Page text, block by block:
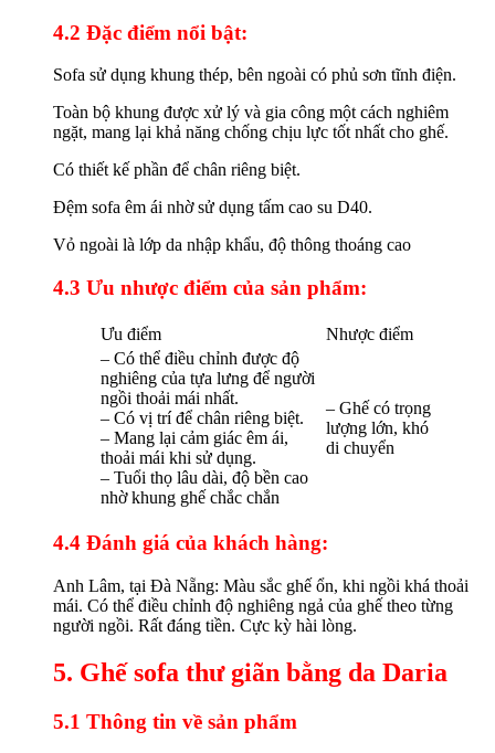
4.2 Đặc điểm nổi bật:
Sofa sử dụng khung thép, bên ngoài có phủ sơn tĩnh điện.
Toàn bộ khung được xử lý và gia công một cách nghiêm
ngặt, mang lại khả năng chống chịu lực tốt nhất cho ghế.
Có thiết kế phần để chân riêng biệt.
Đệm sofa êm ái nhờ sử dụng tấm cao su D40.
Vỏ ngoài là lớp da nhập khẩu, độ thông thoáng cao
4.3 Ưu nhược điểm của sản phẩm:
Ưu điểm
Nhược điểm
– Có thể điều chỉnh được độ
nghiêng của tựa lưng để người
ngồi thoải mái nhất.
– Có vị trí để chân riêng biệt.
– Mang lại cảm giác êm ái,
thoải mái khi sử dụng.
– Tuổi thọ lâu dài, độ bền cao
nhờ khung ghế chắc chắn
– Ghế có trọng
lượng lớn, khó
di chuyển
4.4 Đánh giá của khách hàng:
Anh Lâm, tại Đà Nẵng: Màu sắc ghế ổn, khi ngồi khá thoải
mái. Có thể điều chỉnh độ nghiêng ngả của ghế theo từng
người ngồi. Rất đáng tiền. Cực kỳ hài lòng.
5. Ghế sofa thư giãn bằng da Daria
5.1 Thông tin về sản phẩm